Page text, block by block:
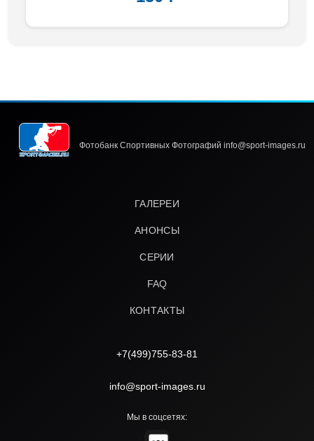
Фотобанк Спортивных Фотографий info@sport-images.ru
ГАЛЕРЕИ
АНОНСЫ
СЕРИИ
FAQ
КОНТАКТЫ
+7(499)755-83-81
info@sport-images.ru
Мы в соцсетях: